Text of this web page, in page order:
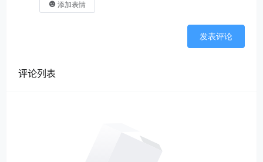
添加表情
发表评论
评论列表